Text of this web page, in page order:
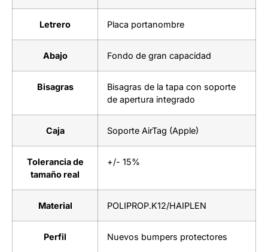
Letrero Placa portanombre
Abajo Fondo de gran capacidad
Bisagras
Bisagras de la tapa con soporte
de apertura integrado
Caja Soporte AirTag (Apple)
Tolerancia de
tamaño real
+/- 15%
Material POLIPROP.K12/HAIPLEN
Perfil Nuevos bumpers protectores